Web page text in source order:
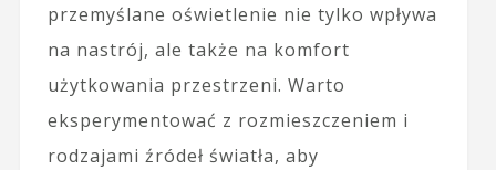
przemyślane oświetlenie nie tylko wpływa
na nastrój, ale także na komfort
użytkowania przestrzeni. Warto
eksperymentować z rozmieszczeniem i
rodzajami źródeł światła, aby